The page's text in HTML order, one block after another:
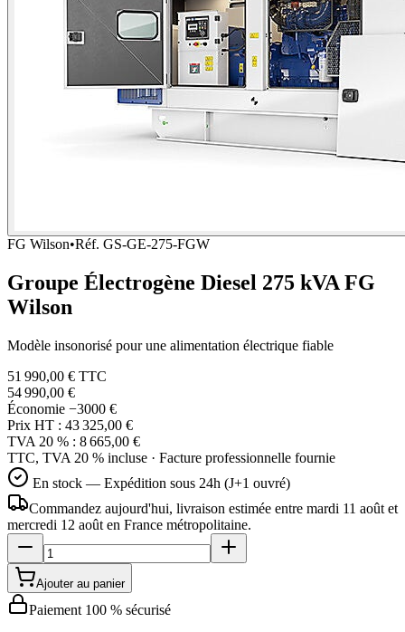
FG Wilson•Réf. GS-GE-275-FGW
Groupe Électrogène Diesel 275 kVA FG
Wilson
Modèle insonorisé pour une alimentation électrique fiable
51 990,00 € TTC
54 990,00 €
Économie −3000 €
Prix HT : 43 325,00 €
TVA 20 % : 8 665,00 €
TTC, TVA 20 % incluse · Facture professionnelle fournie
En stock — Expédition sous 24h (J+1 ouvré)
Commandez aujourd'hui, livraison estimée entre mardi 11 août et
mercredi 12 août en France métropolitaine.
Ajouter au panier
Paiement 100 % sécurisé